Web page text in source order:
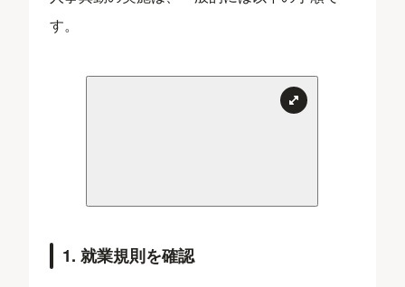
す。
1. 就業規則を確認